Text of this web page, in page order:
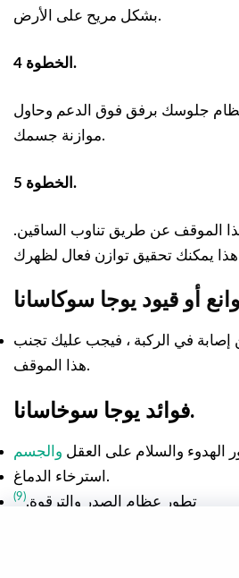
بشكل مريح على الأرض.
الخطوة 4.
جلوسك برفق فوق الدعم وحاول
موازنة جسمك.
الخطوة 5.
الموقف عن طريق تناوب الساقين.
إصابة في الركبة ، فيجب عليك تجنب
هذا الموقف.
فوائد يوجا سوخاسانا.
الهدوء والسلام على العقل والجسم
استرخاء الدماغ.
تطور عظام الصدر والترقوة.(9)